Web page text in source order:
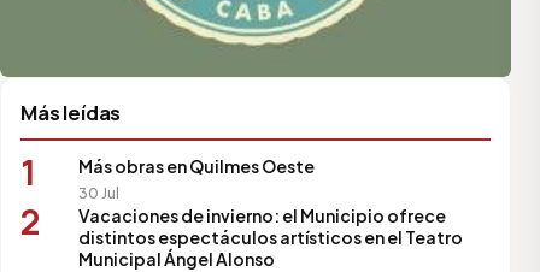
Más leídas
1 Más obras en Quilmes Oeste
30 Jul
2
Vacaciones de invierno: el Municipio ofrece
distintos espectáculos artísticos en el Teatro
Municipal Ángel Alonso